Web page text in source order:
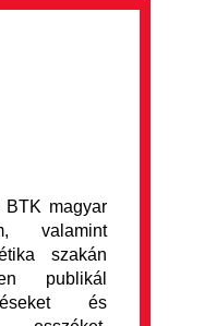
magyar
valamint
szakán
publikál
és